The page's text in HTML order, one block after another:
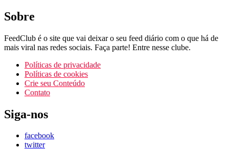
Sobre
FeedClub é o site que vai deixar o seu feed diário com o que há de
mais viral nas redes sociais. Faça parte! Entre nesse clube.
Políticas de privacidade
Políticas de cookies
Crie seu Conteúdo
Contato
Siga-nos
facebook
twitter